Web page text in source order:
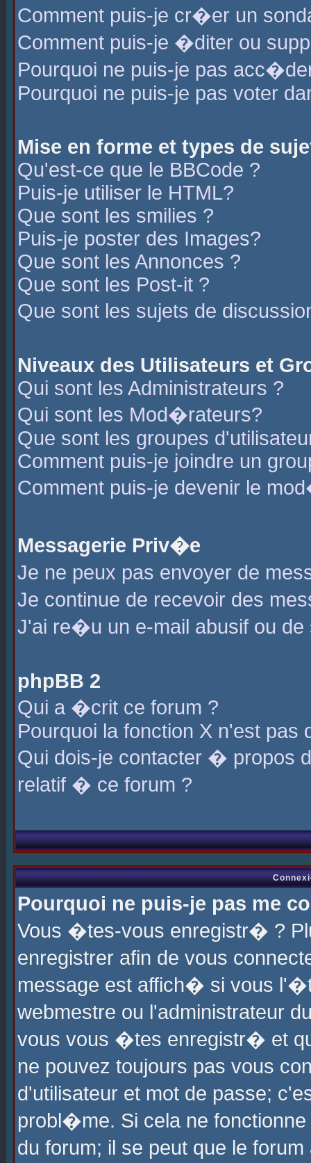
Comment puis-je cr�er un
Comment puis-je �diter ou
Pourquoi ne puis-je pas
Pourquoi ne puis-je pas voter
Mise en forme et types de
Qu'est-ce que le BBCode ?
Puis-je utiliser le HTML?
Que sont les smilies ?
Puis-je poster des Images?
Que sont les Annonces ?
Que sont les Post-it ?
Que sont les sujets de
Niveaux des Utilisateurs et
Qui sont les Administrateurs ?
Qui sont les Mod�rateurs?
Que sont les groupes
Comment puis-je joindre un
Comment puis-je devenir le
Messagerie Priv�e
Je ne peux pas envoyer de
Je continue de recevoir des
J'ai re�u un e-mail abusif ou de
phpBB 2
Qui a �crit ce forum ?
Pourquoi la fonction X n'est pas
Qui dois-je contacter � propos
relatif � ce forum ?
Pourquoi ne puis-je pas me
Vous �tes-vous enregistr� ?
enregistrer afin de vous
message est affich� si vous
webmestre ou l'administrateur
vous vous �tes enregistr� et
ne pouvez toujours pas vous
d'utilisateur et mot de passe;
probl�me. Si cela ne
du forum; il se peut que le